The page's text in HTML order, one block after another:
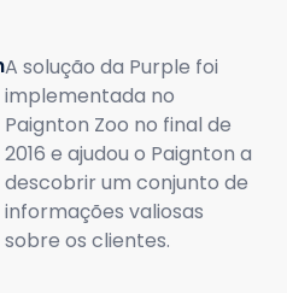
A solução da Purple foi
implementada no
Paignton Zoo no final de
2016 e ajudou o Paignton a
descobrir um conjunto de
informações valiosas
sobre os clientes.